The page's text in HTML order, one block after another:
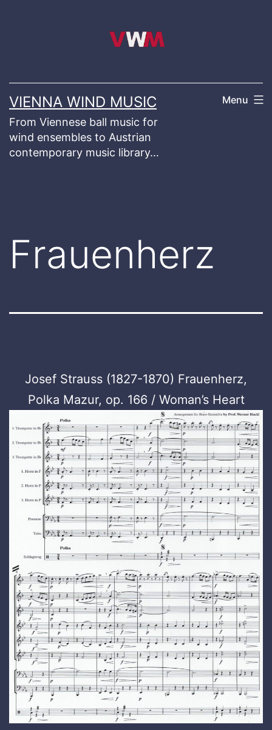
VIENNA WIND MUSIC
From Viennese ball music for
wind ensembles to Austrian
contemporary music library…
Menu
Frauenherz
Josef Strauss (1827-1870) Frauenherz,
Polka Mazur, op. 166 / Woman’s Heart